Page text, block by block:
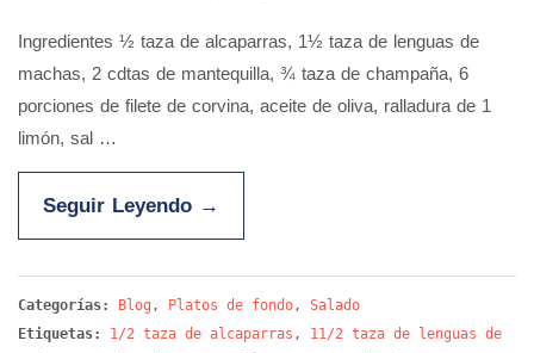
Ingredientes ½ taza de alcaparras, 1½ taza de lenguas de
machas, 2 cdtas de mantequilla, ¾ taza de champaña, 6
porciones de filete de corvina, aceite de oliva, ralladura de 1
limón, sal …
Seguir Leyendo →
Categorías: Blog , Platos de fondo, Salado
Etiquetas:
1/2 taza de alcaparras , 11/2 taza de lenguas de